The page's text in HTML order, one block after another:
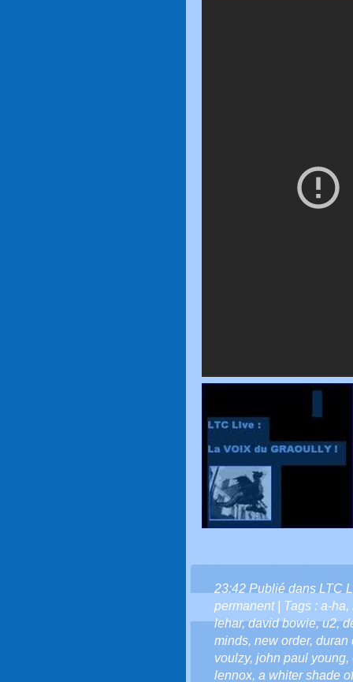
23:42 Publié dans LTC
permanent| Tags : a-ha,
lehar,david bowie,u2,
minds, new order, duran
voulzy, john paul young,
lennox, a whiter shade